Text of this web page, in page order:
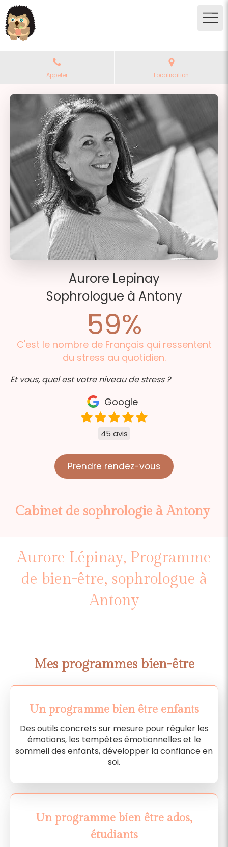
Appeler Localisation
Aurore Lepinay
Sophrologue à Antony
59%
C'est le nombre de Français qui ressentent
du stress au quotidien.
Et vous, quel est votre niveau de stress ?
Google
45 avis
Prendre rendez-vous
Cabinet de sophrologie à Antony
Aurore Lépinay, Programme
de bien-être, sophrologue à
Antony
Mes programmes bien-être
Un programme bien être enfants
Des outils concrets sur mesure pour réguler les
émotions, les tempêtes émotionnelles et le
sommeil des enfants, développer la confiance en
soi.
Un programme bien être ados,
étudiants